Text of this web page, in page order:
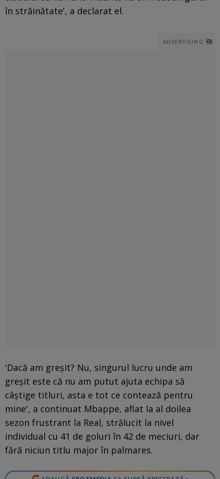
în străinătate', a declarat el.
ADVERTISING
'Dacă am greșit? Nu, singurul lucru unde am
greșit este că nu am putut ajuta echipa să
câștige titluri, asta e tot ce contează pentru
mine', a continuat Mbappe, aflat la al doilea
sezon frustrant la Real, strălucit la nivel
individual cu 41 de goluri în 42 de meciuri, dar
fără niciun titlu major în palmares.